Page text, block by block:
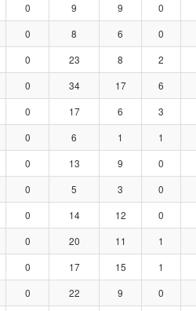
0 9 9 0
0 8 6 0
0 23 8 2
0 34 17 6
0 17 6 3
0 6 1 1
0 13 9 0
0 5 3 0
0 14 12 0
0 20 11 1
0 17 15 1
0 22 9 0